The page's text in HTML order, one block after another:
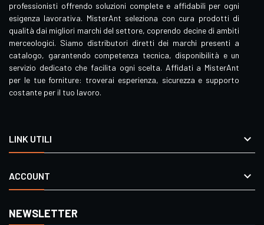
professionisti offrendo soluzioni complete e affidabili per ogni
esigenza lavorativa. MisterAnt seleziona con cura prodotti di
qualità dai migliori marchi del settore, coprendo decine di ambiti
merceologici. Siamo distributori diretti dei marchi presenti a
catalogo, garantendo competenza tecnica, disponibilità e un
servizio dedicato che facilita ogni scelta. Affidati a MisterAnt
per le tue forniture: troverai esperienza, sicurezza e supporto
costante per il tuo lavoro.
LINK UTILI 
ACCOUNT 
NEWSLETTER